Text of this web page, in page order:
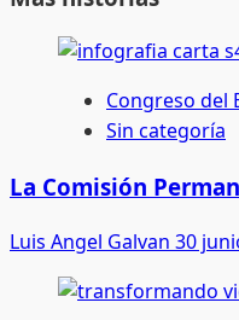
Congreso del
Sin categoría
La Comisión
Luis Angel Galvan 30